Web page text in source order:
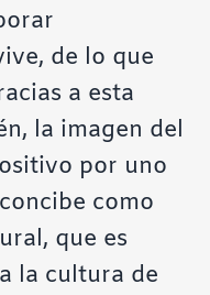
de lo que
a esta
la imagen del
por uno
como
que es
la cultura de